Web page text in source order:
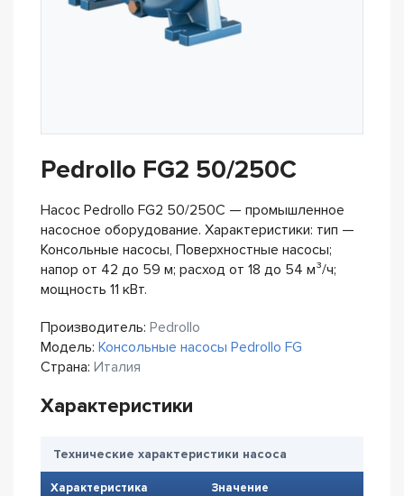
Pedrollo FG2 50/250C
Насос Pedrollo FG2 50/250C — промышленное
насосное оборудование. Характеристики: тип —
Консольные насосы, Поверхностные насосы;
напор от 42 до 59 м; расход от 18 до 54 м³/ч;
мощность 11 кВт.
Производитель: Pedrollo
Модель: Консольные насосы Pedrollo FG
Страна: Италия
Характеристики
Технические характеристики насоса
Характеристика Значение